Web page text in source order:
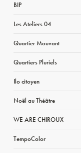
BIP
Les Ateliers 04
Quartier Mouvant
Quartiers Pluriels
Ilo citoyen
Noël au Théâtre
WE ARE CHIROUX
TempoColor